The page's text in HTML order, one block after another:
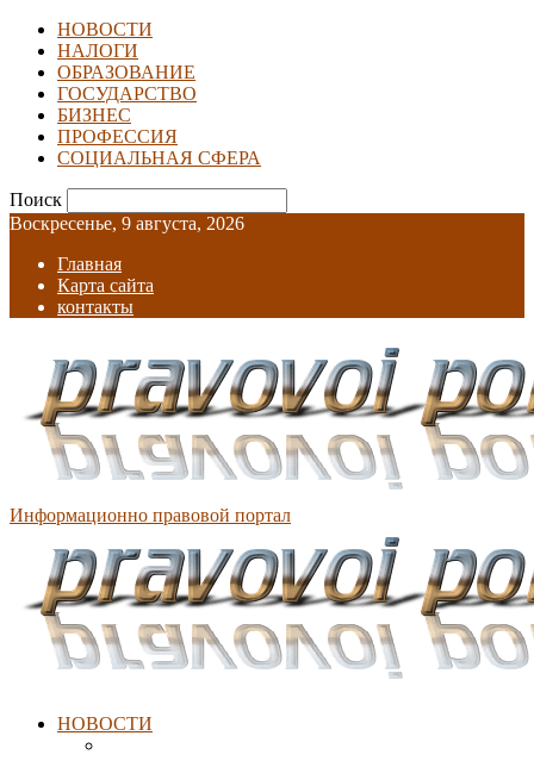
НОВОСТИ
НАЛОГИ
ОБРАЗОВАНИЕ
ГОСУДАРСТВО
БИЗНЕС
ПРОФЕССИЯ
СОЦИАЛЬНАЯ СФЕРА
Поиск
Воскресенье, 9 августа, 2026
Главная
Карта сайта
контакты
Информационно правовой портал
НОВОСТИ